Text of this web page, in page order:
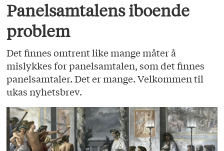
Panelsamtalens iboende
problem
Det finnes omtrent like mange måter å
mislykkes for panelsamtalen, som det finnes
panelsamtaler. Det er mange. Velkommen til
ukas nyhetsbrev.